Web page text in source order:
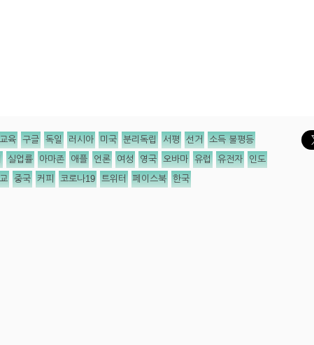
교육 구글 독일 러시아 미국 분리독립 서평 선거 소득 불평등
실업률 아마존 애플 언론 여성 영국 오바마 유럽 유전자 인도
중국 커피 코로나19 트위터 페이스북 한국